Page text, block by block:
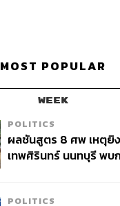
MOST POPULAR
WEEK
POLITICS
ผลชันสูตร 8 ศพ เหตุยิ
เทพศิรินทร์ นนทบุรี พบ
POLITICS